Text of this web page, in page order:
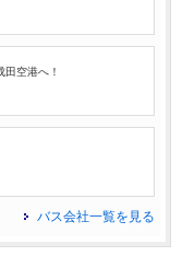
空港へ！
バス会社一覧を見る